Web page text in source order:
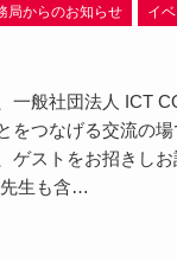
局からのお知らせ イ
一般社団法人 ICT
をつなげる交流の
ゲストをお招きし
生も含…